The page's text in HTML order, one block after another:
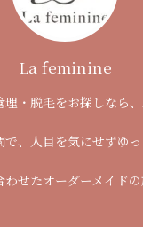
La feminine
理・脱毛をお探しなら
、人目を気にせずゆ
せたオーダーメイド